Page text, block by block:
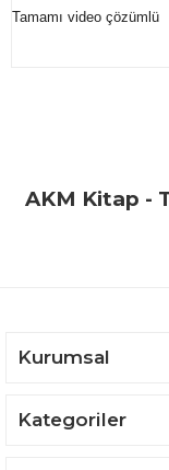
Tamamı video çözümlü
Ürün resmi
AKM Kitap -
Kurumsal
Kategoriler